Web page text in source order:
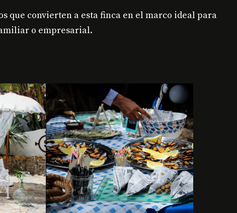
que convierten a esta finca en el marco ideal para
o empresarial.